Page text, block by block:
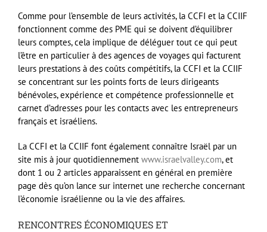
Comme pour l’ensemble de leurs activités, la CCFI et la CCIIF
fonctionnent comme des PME qui se doivent d’équilibrer
leurs comptes, cela implique de déléguer tout ce qui peut
l’être en particulier à des agences de voyages qui facturent
leurs prestations à des coûts compétitifs, la CCFI et la CCIIF
se concentrant sur les points forts de leurs dirigeants
bénévoles, expérience et compétence professionnelle et
carnet d’adresses pour les contacts avec les entrepreneurs
français et israéliens.
La CCFI et la CCIIF font également connaître Israël par un
site mis à jour quotidiennement www.israelvalley.com, et
dont 1 ou 2 articles apparaissent en général en première
page dès qu’on lance sur internet une recherche concernant
l’économie israélienne ou la vie des affaires.
RENCONTRES ÉCONOMIQUES ET